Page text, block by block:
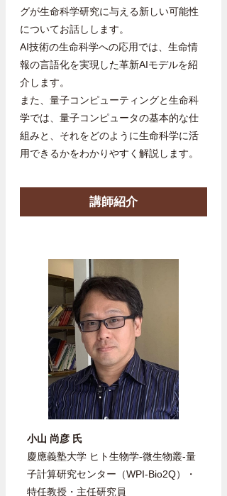
グが生命科学研究に与える新しい可能性
についてお話しします。
AI技術の生命科学への応用では、生命情
報の言語化を実現した革新AIモデルを紹
介します。
また、量子コンピューティングと生命科
学では、量子コンピュータの基本的な仕
組みと、それをどのように生命科学に活
用できるかをわかりやすく解説します。
講師紹介
小山 尚彦 氏
慶應義塾大学 ヒト生物学-微生物叢-量
子計算研究センター（WPI-Bio2Q）・
特任教授・主任研究員